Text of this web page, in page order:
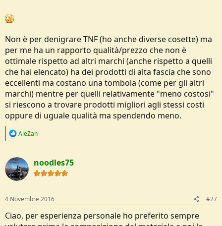
Trangoworld.
Non è per denigrare TNF (ho anche diverse cosette) ma
per me ha un rapporto qualità/prezzo che non è
ottimale rispetto ad altri marchi (anche rispetto a quelli
che hai elencato) ha dei prodotti di alta fascia che sono
eccellenti ma costano una tombola (come per gli altri
marchi) mentre per quelli relativamente "meno costosi"
si riescono a trovare prodotti migliori agli stessi costi
oppure di uguale qualità ma spendendo meno.
R
c
t
i
o
s
:
AleZan
noodles75
4 Novembre 2016 #27
Ciao, per esperienza personale ho preferito sempre